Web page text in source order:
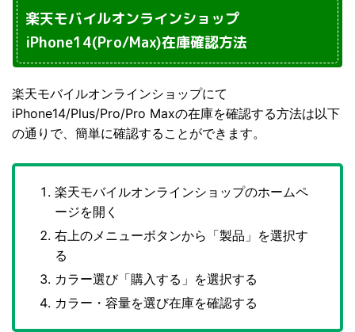
楽天モバイルオンラインショップ
iPhone14(Pro/Max)在庫確認方法
楽天モバイルオンラインショップにて
iPhone14/Plus/Pro/Pro Maxの在庫を確認する方法は以下
の通りで、簡単に確認することができます。
楽天モバイルオンラインショップのホームペ
ージを開く
右上のメニューボタンから「製品」を選択す
る
カラー選び「購入する」を選択する
カラー・容量を選び在庫を確認する